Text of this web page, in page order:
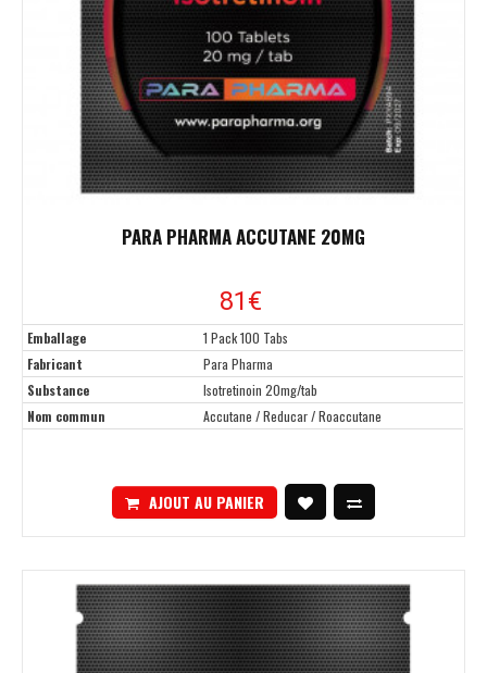
PARA PHARMA ACCUTANE 20MG
81€
Emballage
1 Pack 100 Tabs
Fabricant
Para Pharma
Substance
Isotretinoin 20mg/tab
Nom commun
Accutane / Reducar / Roaccutane
AJOUT AU PANIER